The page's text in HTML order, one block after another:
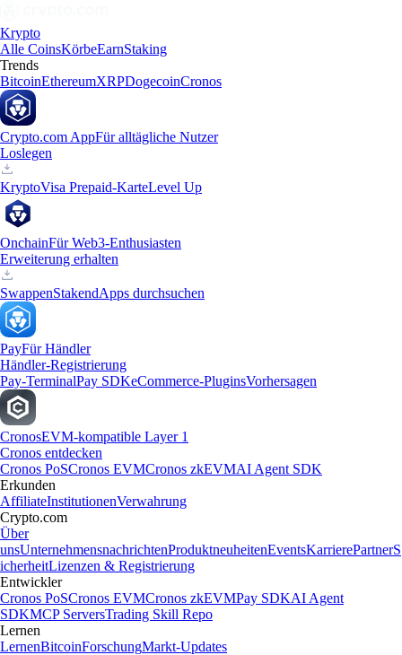
Krypto
Alle CoinsKörbeEarnStaking
Trends
BitcoinEthereumXRPDogecoinCronos
Crypto.com AppFür alltägliche Nutzer
Loslegen
KryptoVisa Prepaid-KarteLevel Up
OnchainFür Web3-Enthusiasten
Erweiterung erhalten
SwappenStakendApps durchsuchen
PayFür Händler
Händler-Registrierung
Pay-TerminalPay SDKeCommerce-PluginsVorhersagen
CronosEVM-kompatible Layer 1
Cronos entdecken
Cronos PoSCronos EVMCronos zkEVMAI Agent SDK
Erkunden
AffiliateInstitutionenVerwahrung
Crypto.com
Über
unsUnternehmensnachrichtenProduktneuheitenEventsKarrierePartnerS
icherheitLizenzen & Registrierung
Entwickler
Cronos PoSCronos EVMCronos zkEVMPay SDKAI Agent
SDKMCP ServersTrading Skill Repo
Lernen
LernenBitcoinForschungMarkt-Updates